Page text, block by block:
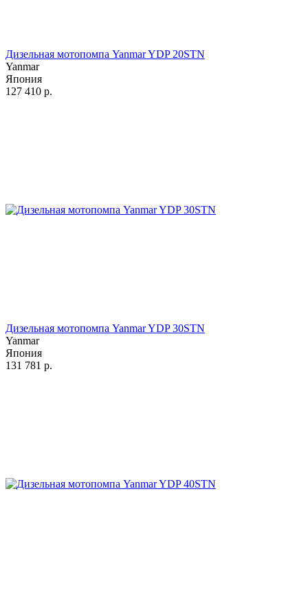
Дизельная мотопомпа Yanmar YDP 20STN
Yanmar
Япония
127 410 р.
Дизельная мотопомпа Yanmar YDP 30STN
Yanmar
Япония
131 781 р.